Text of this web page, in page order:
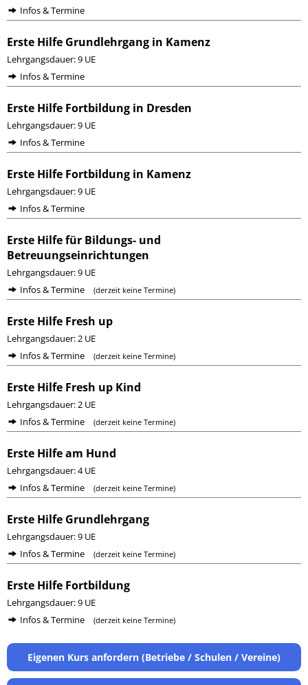
Infos & Termine
Erste Hilfe Grundlehrgang in Kamenz
Lehrgangsdauer: 9 UE
Infos & Termine
Erste Hilfe Fortbildung in Dresden
Lehrgangsdauer: 9 UE
Infos & Termine
Erste Hilfe Fortbildung in Kamenz
Lehrgangsdauer: 9 UE
Infos & Termine
Erste Hilfe für Bildungs- und
Betreuungseinrichtungen
Lehrgangsdauer: 9 UE
Infos & Termine
(derzeit keine Termine)
Erste Hilfe Fresh up
Lehrgangsdauer: 2 UE
Infos & Termine
(derzeit keine Termine)
Erste Hilfe Fresh up Kind
Lehrgangsdauer: 2 UE
Infos & Termine
(derzeit keine Termine)
Erste Hilfe am Hund
Lehrgangsdauer: 4 UE
Infos & Termine
(derzeit keine Termine)
Erste Hilfe Grundlehrgang
Lehrgangsdauer: 9 UE
Infos & Termine
(derzeit keine Termine)
Erste Hilfe Fortbildung
Lehrgangsdauer: 9 UE
Infos & Termine
(derzeit keine Termine)
Eigenen Kurs anfordern (Betriebe / Schulen / Vereine)